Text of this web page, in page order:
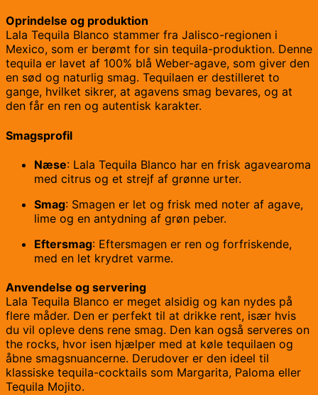
Oprindelse og produktion
Lala Tequila Blanco stammer fra Jalisco-regionen i
Mexico, som er berømt for sin tequila-produktion. Denne
tequila er lavet af 100% blå Weber-agave, som giver den
en sød og naturlig smag. Tequilaen er destilleret to
gange, hvilket sikrer, at agavens smag bevares, og at
den får en ren og autentisk karakter.
Smagsprofil
Næse: Lala Tequila Blanco har en frisk agavearoma
med citrus og et strejf af grønne urter.
Smag: Smagen er let og frisk med noter af agave,
lime og en antydning af grøn peber.
Eftersmag: Eftersmagen er ren og forfriskende,
med en let krydret varme.
Anvendelse og servering
Lala Tequila Blanco er meget alsidig og kan nydes på
flere måder. Den er perfekt til at drikke rent, især hvis
du vil opleve dens rene smag. Den kan også serveres on
the rocks, hvor isen hjælper med at køle tequilaen og
åbne smagsnuancerne. Derudover er den ideel til
klassiske tequila-cocktails som Margarita, Paloma eller
Tequila Mojito.